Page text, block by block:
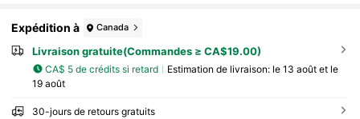
Expédition à Canada
Livraison gratuite(Commandes ≥ CA$19.00)
CA$ 5 de crédits si retard Estimation de livraison: le 13 août et le
19 août
30-jours de retours gratuits